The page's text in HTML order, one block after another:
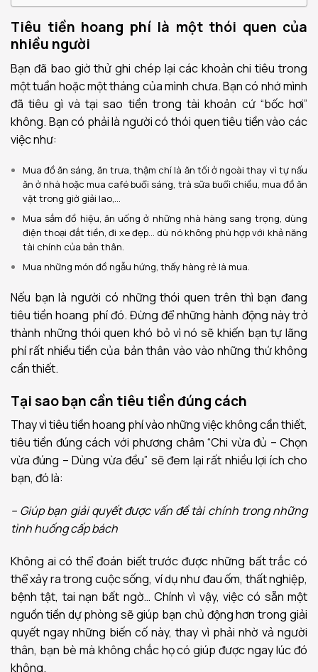
Tiêu tiền hoang phí là một thói quen của
nhiều người
Bạn đã bao giờ thử ghi chép lại các khoản chi tiêu trong
một tuần hoặc một tháng của mình chưa. Bạn có nhớ mình
đã tiêu gì và tại sao tiền trong tài khoản cứ “bốc hơi”
không. Bạn có phải là người có thói quen tiêu tiền vào các
việc như:
Mua đồ ăn sáng, ăn trưa, thậm chí là ăn tối ở ngoài thay vì tự nấu
ăn ở nhà hoặc mua café buổi sáng, trà sữa buổi chiều, mua đồ ăn
vặt trong giờ giải lao,…
Mua sắm đồ hiệu, ăn uống ở những nhà hàng sang trọng, dùng
điện thoại đắt tiền, đi xe đẹp… dù nó không phù hợp với khả năng
tài chính của bản thân.
Mua những món đồ ngẫu hứng, thấy hàng rẻ là mua.
Nếu bạn là người có những thói quen trên thì bạn đang
tiêu tiền hoang phí đó. Đừng để những hành động này trở
thành những thói quen khó bỏ vì nó sẽ khiến bạn tự lãng
phí rất nhiều tiền của bản thân vào vào những thứ không
cần thiết.
Tại sao bạn cần tiêu tiền đúng cách
Thay vì tiêu tiền hoang phí vào những việc không cần thiết,
tiêu tiền đúng cách với phương châm “Chi vừa đủ – Chọn
vừa đúng – Dùng vừa đều” sẽ đem lại rất nhiều lợi ích cho
bạn, đó là:
– Giúp bạn giải quyết được vấn đề tài chính trong những
tình huống cấp bách
Không ai có thể đoán biết trước được những bất trắc có
thể xảy ra trong cuộc sống, ví dụ như đau ốm, thất nghiệp,
bệnh tật, tai nạn bất ngờ… Chính vì vậy, việc có sẵn một
nguồn tiền dự phòng sẽ giúp bạn chủ động hơn trong giải
quyết ngay những biến cố này, thay vì phải nhờ vả người
thân, bạn bè mà không chắc họ có giúp được ngay lúc đó
không.